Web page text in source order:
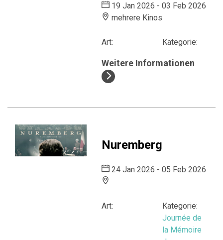
19 Jan 2026 - 03 Feb 2026
mehrere Kinos
Art: Kategorie:
Weitere Informationen
Nuremberg
24 Jan 2026 - 05 Feb 2026
Art:
Kategorie:
Journée de
la Mémoire